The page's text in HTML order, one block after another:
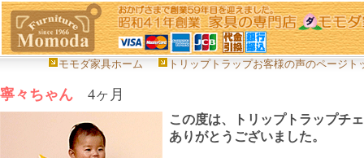
モモダ家具ホーム トリップトラップお客様の声のページト
寧々ちゃん 4ヶ月
この度は、トリップトラップチ
ありがとうございました。